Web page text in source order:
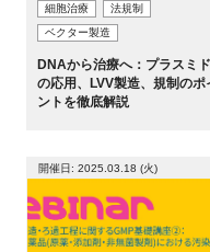
マイページ
イベント
プログラム
細胞治療
法規制
ベクター製造
DNAから治療へ：プラスミド
の応用、LVV製造、規制のポ
ントを徹底解説
開催日: 2025.03.18 (火)